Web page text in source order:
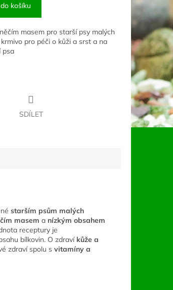
košíku
masem pro starší psy malých
pro péči o kůži a srst a na
psa
SDÍLET
starším psům malých
masem a nízkým obsahem
receptury je
bílkovin. O zdraví kůže a
zdraví spolu s vitamíny a